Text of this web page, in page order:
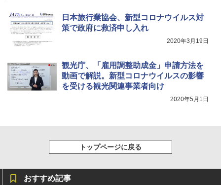
￥1,540
￥9,990
イド ブラックコーティング フルクローズ メ
ッシュ 4人用 簡単設置 ポップアップテント P
ATCW-150B エクルベージュ
ンパクト多機能設計 持ち運び便利 アウトド
ア/オフィス/教育現場/展示会用 緑
電動エアーポンプ SUP用 20PSI 電動ポンプ
ゴムボート 空気入れ 空気抜き 自動停止 過熱
保護 日光可読lcd 7種類ノズル付き
日本旅行業協会、新型コロナウイルス対
策で政府に救済申し入れ
2020年3月19日
観光庁、「雇用調整助成金」申請方法を
動画で解説。新型コロナウイルスの影響
を受ける観光関連事業者向け
2020年5月1日
トップページに戻る
おすすめ記事